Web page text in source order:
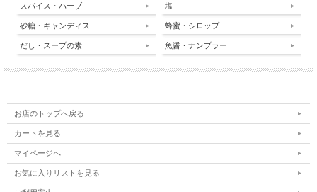
スパイス・ハーブ
砂糖・キャンディス
だし・スープの素
塩
蜂蜜・シロップ
魚醤・ナンプラー
お店のトップへ戻る
カートを見る
マイページへ
お気に入りリストを見る